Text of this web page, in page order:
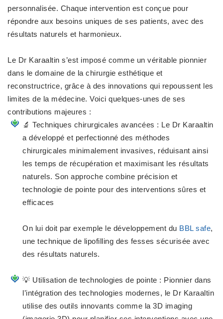
personnalisée. Chaque intervention est conçue pour
répondre aux besoins uniques de ses patients, avec des
résultats naturels et harmonieux.
Le Dr Karaaltin s’est imposé comme un véritable pionnier
dans le domaine de la chirurgie esthétique et
reconstructrice, grâce à des innovations qui repoussent les
limites de la médecine. Voici quelques-unes de ses
contributions majeures :
🔬 Techniques chirurgicales avancées : Le Dr Karaaltin
a développé et perfectionné des méthodes
chirurgicales minimalement invasives, réduisant ainsi
les temps de récupération et maximisant les résultats
naturels. Son approche combine précision et
technologie de pointe pour des interventions sûres et
efficaces
On lui doit par exemple le développement du BBL safe,
une technique de lipofilling des fesses sécurisée avec
des résultats naturels.
💡 Utilisation de technologies de pointe : Pionnier dans
l’intégration des technologies modernes, le Dr Karaaltin
utilise des outils innovants comme la 3D imaging